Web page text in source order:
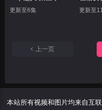
更新至6集 更新至
上一页
本站所有视频和图片均来自互